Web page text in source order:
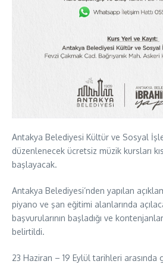
Antakya Belediyesi Kültür ve Sosyal
düzenlenecek ücretsiz müzik kursları
başlayacak.
Antakya Belediyesi’nden yapılan
piyano ve şan eğitimi alanlarında
başvurularının başladığı ve
belirtildi.
23 Haziran – 19 Eylül tarihleri arasında